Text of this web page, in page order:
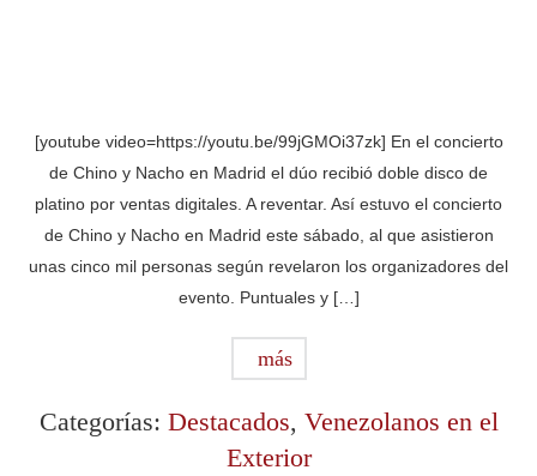
[youtube video=https://youtu.be/99jGMOi37zk] En el concierto
de Chino y Nacho en Madrid el dúo recibió doble disco de
platino por ventas digitales. A reventar. Así estuvo el concierto
de Chino y Nacho en Madrid este sábado, al que asistieron
unas cinco mil personas según revelaron los organizadores del
evento. Puntuales y […]
más
Categorías: Destacados, Venezolanos en el
Exterior